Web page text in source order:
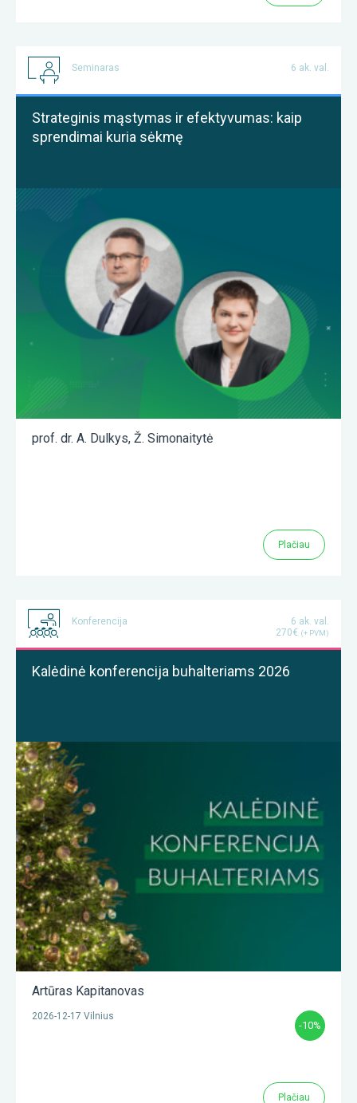
Seminaras 6 ak. val.
Strateginis mąstymas ir efektyvumas: kaip
sprendimai kuria sėkmę
prof. dr. A. Dulkys, Ž. Simonaitytė
Plačiau
Konferencija
6 ak. val.
270€ (+ PVM)
Kalėdinė konferencija buhalteriams 2026
Artūras Kapitanovas
2026-12-17 Vilnius
-10%
Plačiau